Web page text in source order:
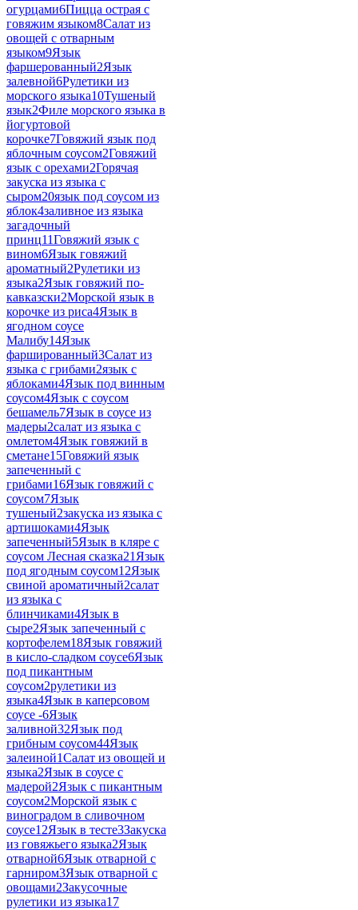
огурцами6Пицца острая с
говяжим языком8Салат из
овощей с отварным
языком9Язык
фаршерованный2Язык
залевной6Рулетики из
морского языка10Тушеный
язык2Филе морского языка в
йогуртовой
корочке7Говяжий язык под
яблочным соусом2Говяжий
язык с орехами2Горячая
закуска из языка с
сыром20язык под соусом из
яблок4заливное из языка
загадочный
принц11Говяжий язык с
вином6Язык говяжий
ароматный2Рулетики из
языка2Язык говяжий по-
кавказски2Морской язык в
корочке из риса4Язык в
ягодном соусе
Малибу14Язык
фаршированный3Салат из
языка с грибами2язык с
яблоками4Язык под винным
соусом4Язык с соусом
бешамель7Язык в соусе из
мадеры2салат из языка с
омлетом4Язык говяжий в
сметане15Говяжий язык
запеченный с
грибами16Язык говяжий с
соусом7Язык
тушеный2закуска из языка с
артишоками4Язык
запеченный5Язык в кляре с
соусом Лесная сказка21Язык
под ягодным соусом12Язык
свиной ароматичный2салат
из языка с
блинчиками4Язык в
сыре2Язык запеченный с
кортофелем18Язык говяжий
в кисло-сладком соусе6Язык
под пикантным
соусом2рулетики из
языка4Язык в каперсовом
соусе -6Язык
заливной32Язык под
грибным соусом44Язык
залеиной1Салат из овощей и
языка2Язык в соусе с
мадерой2Язык с пикантным
соусом2Морской язык с
виноградом в сливочном
соусе12Язык в тесте3Закуска
из говяжьего языка2Язык
отварной6Язык отварной с
гарниром3Язык отварной с
овощами2Закусочные
рулетики из языка17